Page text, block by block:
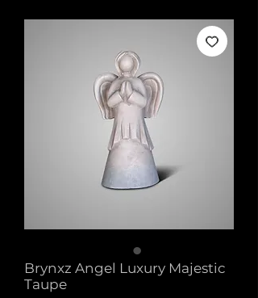
Brynxz Angel Luxury Majestic
Taupe